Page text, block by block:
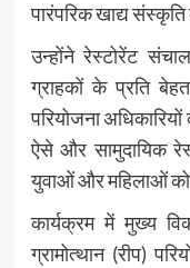
पारंपरिक खाद्य संस्कृति
उन्होंने रेस्टोरेंट
ग्राहकों के प्रति
परियोजना अधिकारियों
ऐसे और सामुदायिक
युवाओं और महिलाओं
कार्यक्रम में मुख्य
ग्रामोत्थान (रीप)